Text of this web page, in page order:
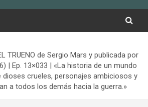
TRUENO de Sergio Mars y publicada por
| Ep. 13×033 | «La historia de un mundo
dioses crueles, personajes ambiciosos y
a todos los demás hacia la guerra.»